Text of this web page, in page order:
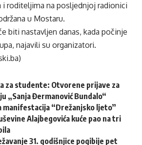
i roditeljima na posljednjoj radionici
u Mostaru.
biti nastavljen danas, kada počinje
najavili su organizatori.
za studente: Otvorene prijave za
„Sanja Đermanović Bundalo“
manifestacija “Drežanjsko ljeto”
Alajbegovića kuće pao na tri
31. godišnjice pogibije pet